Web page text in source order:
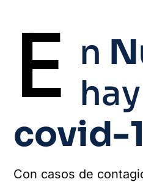
E n
covid-
Con casos de